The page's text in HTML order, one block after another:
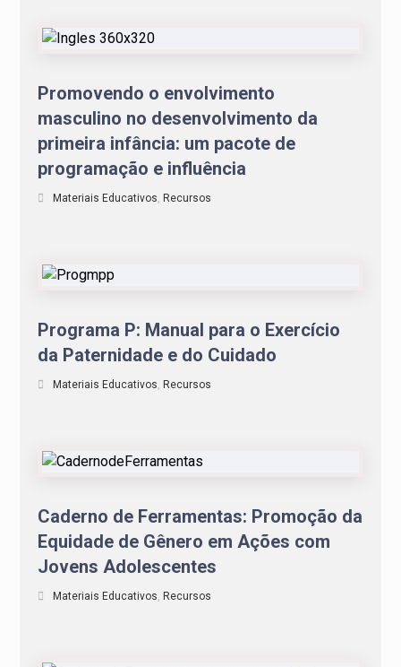
Promovendo o envolvimento
masculino no desenvolvimento da
primeira infância: um pacote de
programação e influência
Materiais Educativos, Recursos
Programa P: Manual para o Exercício
da Paternidade e do Cuidado
Materiais Educativos, Recursos
Caderno de Ferramentas: Promoção da
Equidade de Gênero em Ações com
Jovens Adolescentes
Materiais Educativos, Recursos